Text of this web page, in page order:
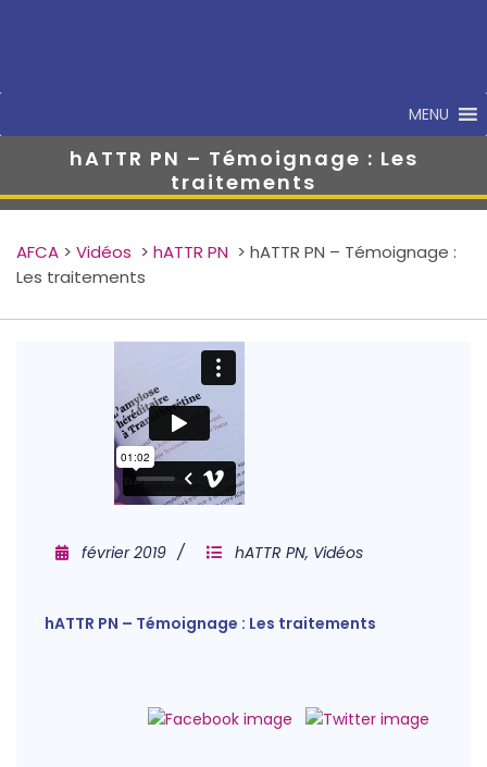
MENU
hATTR PN – Témoignage : Les
traitements
AFCA > Vidéos > hATTR PN > hATTR PN – Témoignage :
Les traitements
février 2019 hATTR PN, Vidéos
hATTR PN – Témoignage : Les traitements